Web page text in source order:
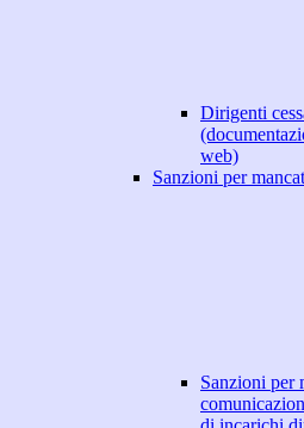
Dirigenti
web)
Sanzioni per
Sanzioni per